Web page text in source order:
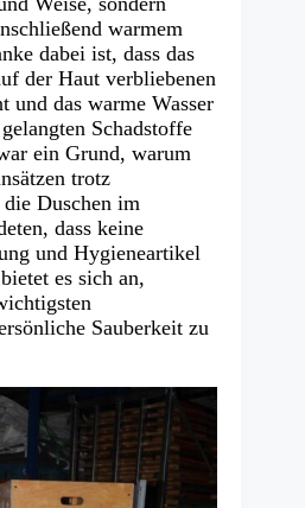
warmem
dabei ist, dass das
der Haut verbliebenen
und das warme Wasser
Schadstoffe
ein Grund, warum
trotz
Duschen im
dass keine
und Hygieneartikel
es sich an,
Sauberkeit zu